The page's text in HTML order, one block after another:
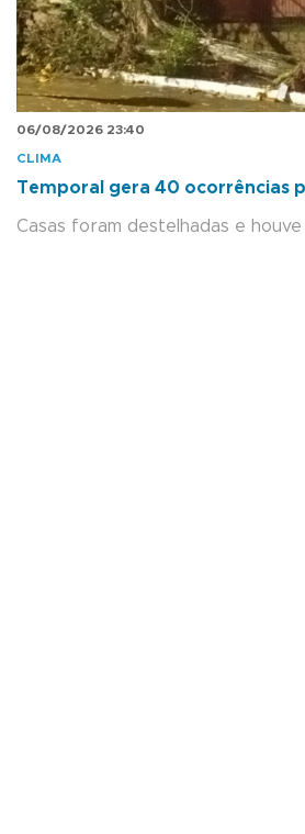
06/08/2026 23:40
CLIMA
Temporal gera 40 ocorrências
Casas foram destelhadas e